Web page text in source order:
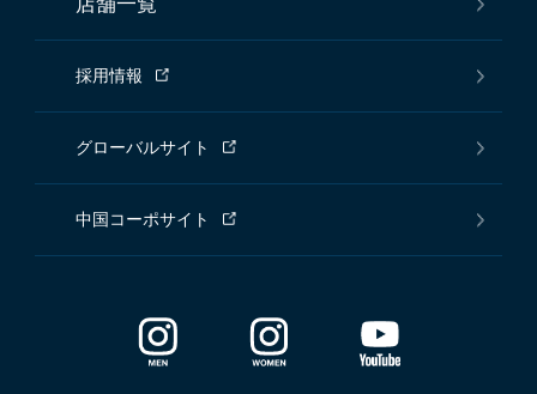
採用情報
グローバルサイト
中国コーポサイト